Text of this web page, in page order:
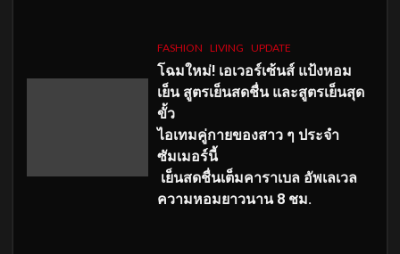
FASHION LIVING UPDATE
โฉมใหม่! เอเวอร์เซ้นส์ แป้งหอม
เย็น สูตรเย็นสดชื่น และสูตรเย็นสุด
ขั้ว
ไอเทมคู่กายของสาว ๆ ประจำ
ซัมเมอร์นี้
เย็นสดชื่นเต็มคาราเบล อัพเลเวล
ความหอมยาวนาน 8 ชม.